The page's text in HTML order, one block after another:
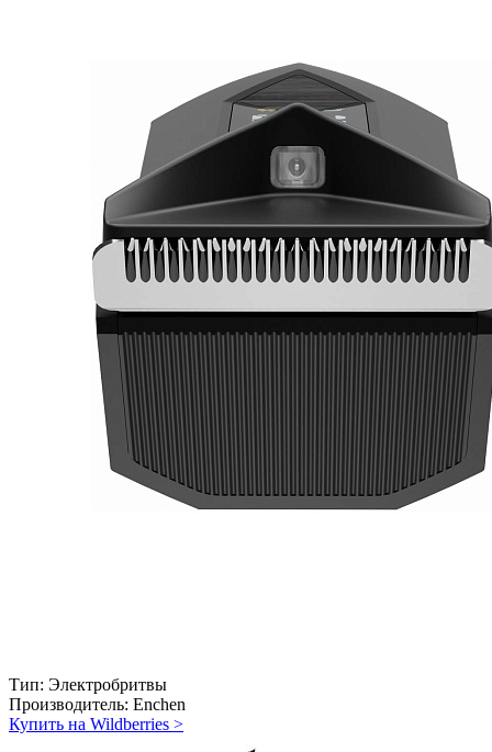
Тип: Электробритвы
Производитель: Enchen
Купить на Wildberries >